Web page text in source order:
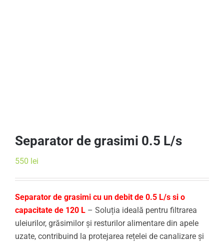
Separator de grasimi 0.5 L/s
550 lei
Separator de grasimi cu un debit de 0.5 L/s si o
capacitate de 120 L – Soluția ideală pentru filtrarea
uleiurilor, grăsimilor și resturilor alimentare din apele
uzate, contribuind la protejarea rețelei de canalizare și